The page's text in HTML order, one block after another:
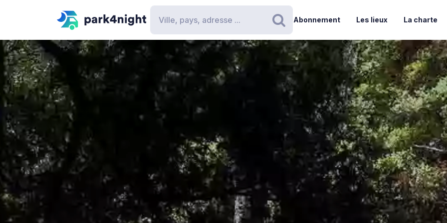
Rechercher
Abonnement Les lieux La charte